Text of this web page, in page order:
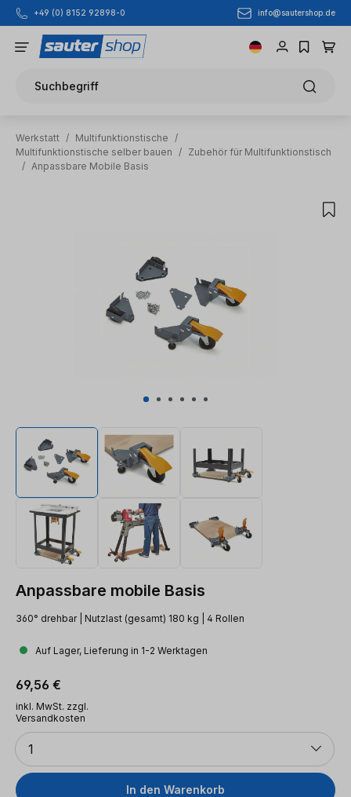
Zum Hauptinhalt springen
+49 (0) 8152 92898-0 info@sautershop.de
Suchbegriff
Werkstatt / Multifunktionstische
/
Multifunktionstische selber bauen
/ Zubehör für Multifunktionstisch
/ Anpassbare Mobile Basis
Anpassbare mobile Basis
360° drehbar | Nutzlast (gesamt) 180 kg | 4 Rollen
Auf Lager, Lieferung in 1-2 Werktagen
Regulärer Preis:
69,56 €
inkl. MwSt. zzgl.
Versandkosten
Anzahl
1
In den Warenkorb